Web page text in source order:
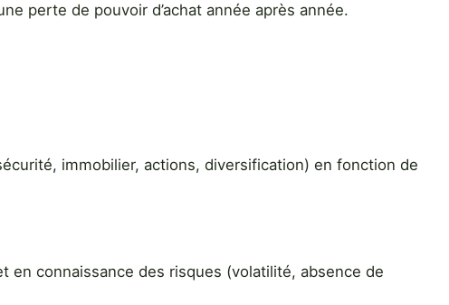
perte de pouvoir d’achat année après année.
immobilier, actions, diversification) en fonction de
en connaissance des risques (volatilité, absence de